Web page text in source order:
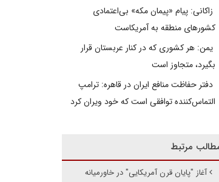
زاکانی: پیام «پیمان مکه» بی‌اعتمادی
کشورهای منطقه به آمریکاست
یمن: هر کشوری که در کنار عربستان قرار
بگیرد، متجاوز است
دفتر حفاظت منافع ایران در قاهره: ترامپ
التماس‌کننده توافقی است که خود ویران کرد
مرتبط
آغاز "پایان قرن آمریکایی" در خاورمیانه